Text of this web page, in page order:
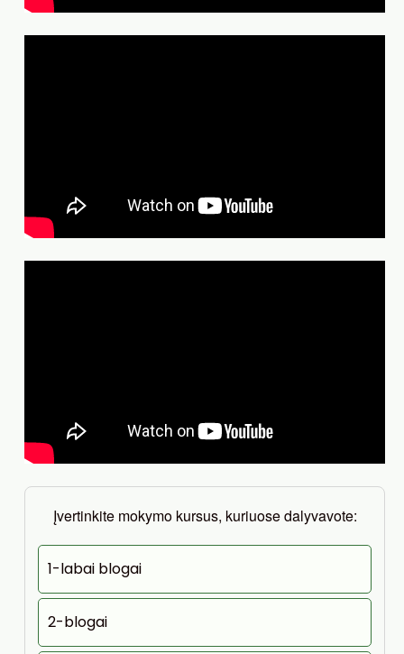
Įvertinkite mokymo kursus, kuriuose dalyvavote:
1-labai blogai
2-blogai